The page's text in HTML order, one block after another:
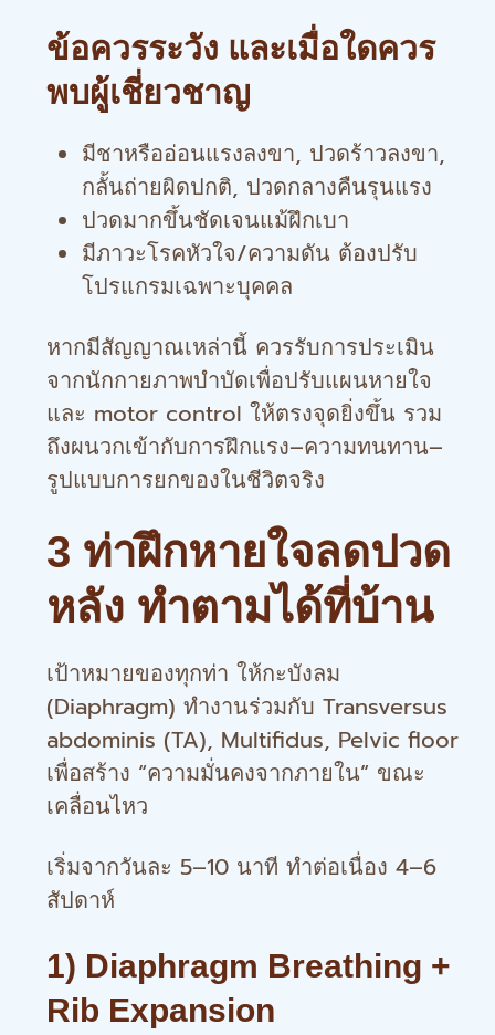
ข้อควรระวัง และเมื่อใดควร
พบผู้เชี่ยวชาญ
มีชาหรืออ่อนแรงลงขา, ปวดร้าวลงขา,
กลั้นถ่ายผิดปกติ, ปวดกลางคืนรุนแรง
ปวดมากขึ้นชัดเจนแม้ฝึกเบา
มีภาวะโรคหัวใจ/ความดัน ต้องปรับ
โปรแกรมเฉพาะบุคคล
หากมีสัญญาณเหล่านี้ ควรรับการประเมิน
จากนักกายภาพบำบัดเพื่อปรับแผนหายใจ
และ motor control ให้ตรงจุดยิ่งขึ้น รวม
ถึงผนวกเข้ากับการฝึกแรง–ความทนทาน–
รูปแบบการยกของในชีวิตจริง
3 ท่าฝึกหายใจลดปวด
หลัง ทำตามได้ที่บ้าน
เป้าหมายของทุกท่า ให้กะบังลม
(Diaphragm) ทำงานร่วมกับ Transversus
abdominis (TA), Multifidus, Pelvic floor
เพื่อสร้าง “ความมั่นคงจากภายใน” ขณะ
เคลื่อนไหว
เริ่มจากวันละ 5–10 นาที ทำต่อเนื่อง 4–6
สัปดาห์
1) Diaphragm Breathing +
Rib Expansion